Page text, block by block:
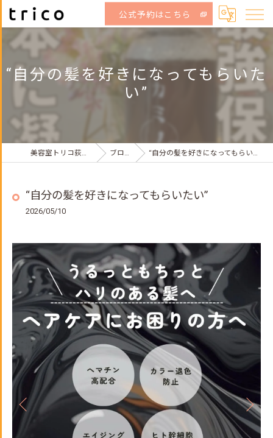
公式予約はこちら
“自分の髪を好きになってもらいた
い”
美容室トリコ荻窪店 ブログ “自分の髪を好きになってもらいたい”
“自分の髪を好きになってもらいたい”
2026/05/10